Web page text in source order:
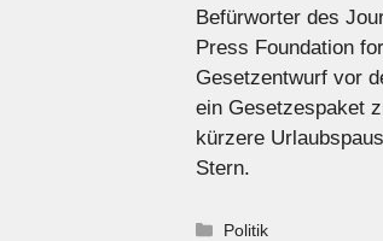
Befürworter des
Press Foundation
Gesetzentwurf vor
ein Gesetzespaket
kürzere
Stern.
Kategorien
Politik